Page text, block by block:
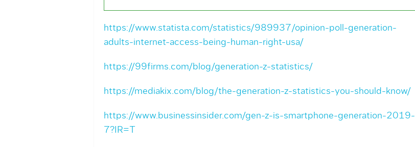
https://www.statista.com/statistics/989937/opinion-poll-generation-
adults-internet-access-being-human-right-usa/
https://99firms.com/blog/generation-z-statistics/
https://mediakix.com/blog/the-generation-z-statistics-you-should-know/
https://www.businessinsider.com/gen-z-is-smartphone-generation-2019-
7?IR=T